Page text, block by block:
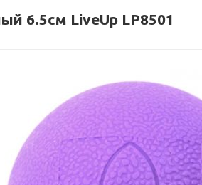
6.5см LiveUp LP8501